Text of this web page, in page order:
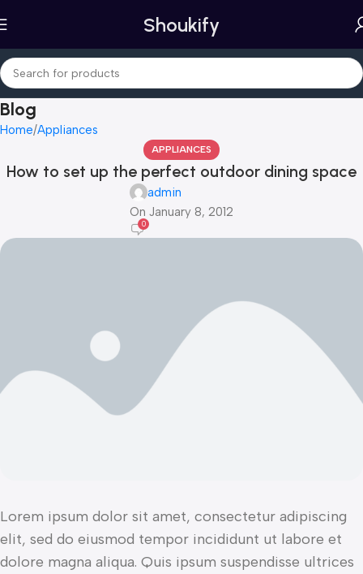
Shoukify
Blog
Home Appliances
APPLIANCES
How to set up the perfect outdoor dining space
admin
On January 8, 2012
0
Lorem ipsum dolor sit amet, consectetur adipiscing
elit, sed do eiusmod tempor incididunt ut labore et
dolore magna aliqua. Quis ipsum suspendisse ultrices